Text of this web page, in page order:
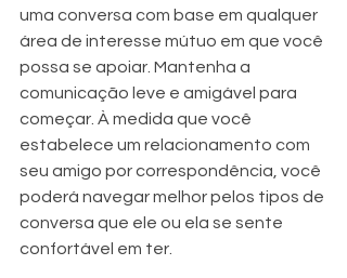
uma conversa com base em qualquer
área de interesse mútuo em que você
possa se apoiar. Mantenha a
comunicação leve e amigável para
começar. À medida que você
estabelece um relacionamento com
seu amigo por correspondência, você
poderá navegar melhor pelos tipos de
conversa que ele ou ela se sente
confortável em ter.